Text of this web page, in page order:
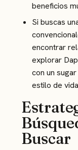
beneficios
Si buscas
encontrar
explorar
con un
estilo de
Buscar